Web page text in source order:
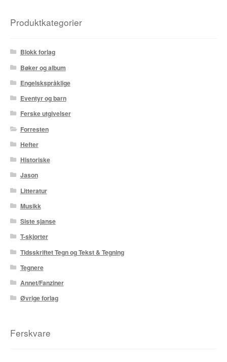
Produktkategorier
Blokk forlag
Bøker og album
Engelskspråklige
Eventyr og barn
Ferske utgivelser
Forresten
Hefter
Historiske
Jason
Litteratur
Musikk
Siste sjanse
T-skjorter
Tidsskriftet Tegn og Tekst & Tegning
Tegnere
Annet/Fanziner
Øvrige forlag
Ferskvare